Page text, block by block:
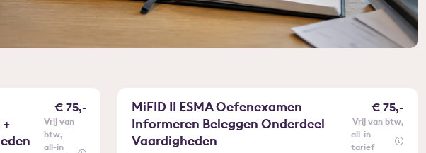
€ 75,-
vrij van
btw
all-in
MiFID II ESMA Oefenexamen
Informeren Beleggen Onderdeel
Vaardigheden
€ 75,-
vrij van btw
all-in
tarief